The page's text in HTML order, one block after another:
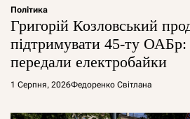
Політика
Григорій Козловський
підтримувати 45-ту ОАБр:
передали електробайки
1 Серпня, 2026Федоренко Світлана